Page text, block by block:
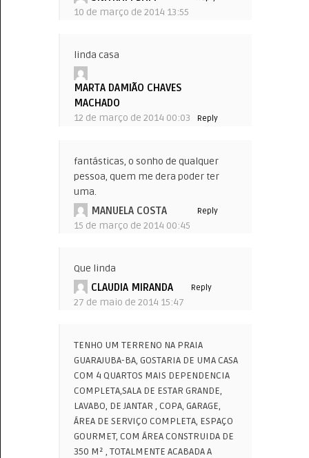
10 de março de 2014 13:55
linda casa
MARTA DAMIÃO CHAVES
MACHADO
12 de março de 2014 00:03 Reply
fantásticas, o sonho de qualquer
pessoa, quem me dera poder ter
uma.
MANUELA COSTA
15 de março de 2014 00:45
Reply
Que linda
CLAUDIA MIRANDA
27 de maio de 2014 15:47
Reply
TENHO UM TERRENO NA PRAIA
GUARAJUBA-BA, GOSTARIA DE UMA CASA
COM 4 QUARTOS MAIS DEPENDENCIA
COMPLETA,SALA DE ESTAR GRANDE,
LAVABO, DE JANTAR , COPA, GARAGE,
ÁREA DE SERVIÇO COMPLETA, ESPAÇO
GOURMET, COM ÁREA CONSTRUIDA DE
350 M² , TOTALMENTE ACABADA A